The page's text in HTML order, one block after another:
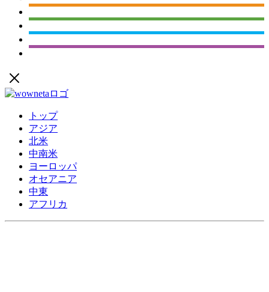
トップ
アジア
北米
中南米
ヨーロッパ
オセアニア
中東
アフリカ